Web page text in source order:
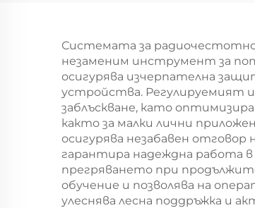
Портативен
детектор на
сигнали с голям
обхват за FPV
Системата за радиочестотно
незаменим инструмент за
осигурява изчерпателна
устройства. Регулируемият
заблъскване, като
както за малки лични
осигурява незабавен отговор
гарантира надеждна работа
прегряването при
обучение и позволява на
улеснява лесна поддръжка и